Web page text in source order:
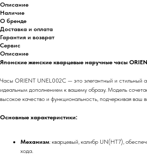
Описание
Наличие
О бренде
Доставка и оплата
Гарантия и возврат
Сервис
Описание
Японские женские кварцевые наручные часы
Часы ORIENT UNEL002C — это элегантный и стильный
идеальным дополнением к вашему образу. Модель
высокое качество и функциональность, подчеркивая ваш
Основные характеристики:
Механизм: кварцевый, калибр UN(HT7),
хода.